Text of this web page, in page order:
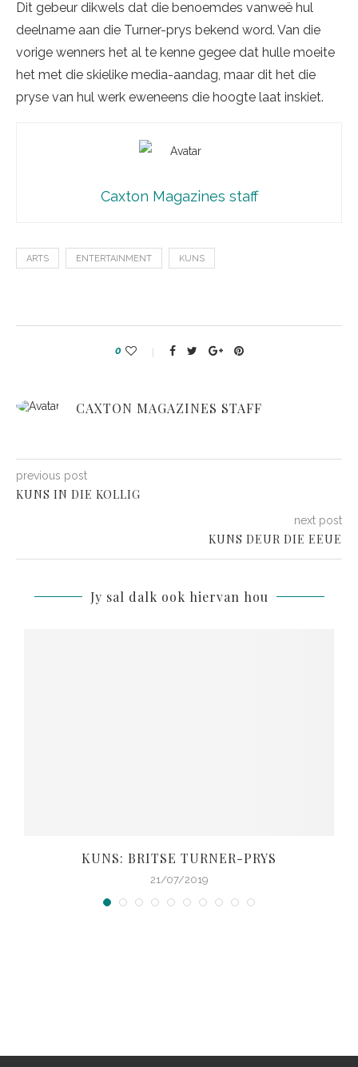
Dit gebeur dikwels dat die benoemdes vanweë hul
deelname aan die Turner-prys bekend word. Van die
vorige wenners het al te kenne gegee dat hulle moeite
het met die skielike media-aandag, maar dit het die
pryse van hul werk eweneens die hoogte laat inskiet.
Caxton Magazines staff
ARTS ENTERTAINMENT KUNS
0
CAXTON MAGAZINES STAFF
previous post
KUNS IN DIE KOLLIG
next post
KUNS DEUR DIE EEUE
Jy sal dalk ook hiervan hou
KUNS: BRITSE TURNER-PRYS
21/07/2019